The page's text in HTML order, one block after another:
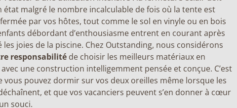
état malgré le nombre incalculable de fois où la tente est
par vos hôtes, tout comme le sol en vinyle ou en bois
débordant d’enthousiasme entrent en courant après
les joies de la piscine. Chez Outstanding, nous considérons
responsabilité de choisir les meilleurs matériaux en
une construction intelligemment pensée et conçue. C’est
vous pouvez dormir sur vos deux oreilles même lorsque les
et que vos vacanciers peuvent s’en donner à cœur
souci.